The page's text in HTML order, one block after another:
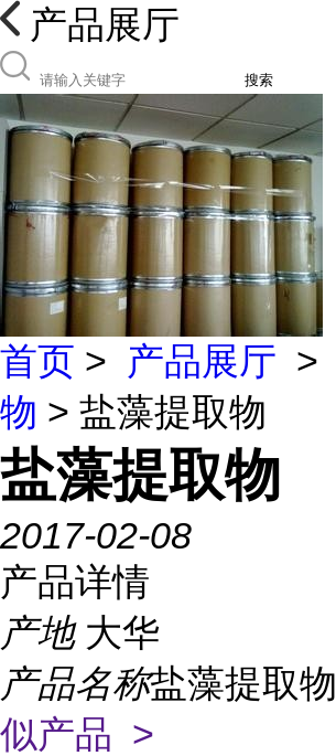
产品展厅
搜索
首页 > 产品展厅 >
物 > 盐藻提取物
盐藻提取物
2017-02-08
产品详情
产地 大华
产品名称盐藻提取物
似产品 >